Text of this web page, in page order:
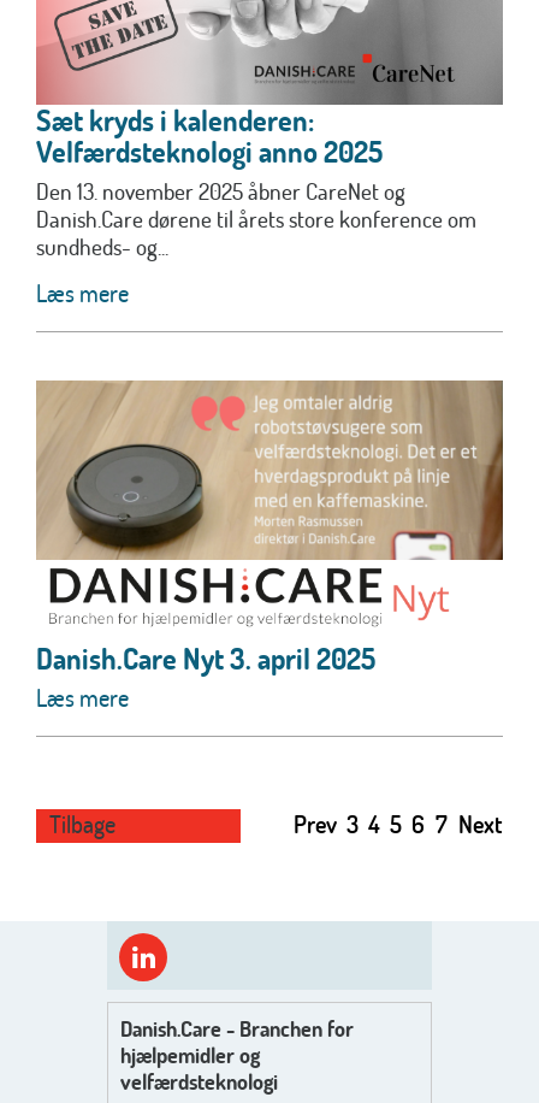
Sæt kryds i kalenderen:
Velfærdsteknologi anno 2025
Den 13. november 2025 åbner CareNet og
Danish.Care dørene til årets store konference om
sundheds- og...
Læs mere
Danish.Care Nyt 3. april 2025
Læs mere
Tilbage Prev 3 4 5 6 7 Next
Danish.Care - Branchen for
hjælpemidler og
velfærdsteknologi